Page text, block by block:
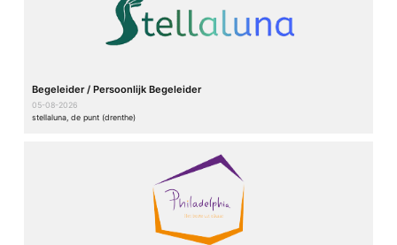
Begeleider / Persoonlijk Begeleider
05-08-2026
stellaluna, de punt (drenthe)